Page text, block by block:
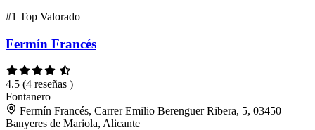
#1 Top Valorado
Fermín Francés
4.5 (4 reseñas )
Fontanero
Fermín Francés, Carrer Emilio Berenguer Ribera, 5, 03450
Banyeres de Mariola, Alicante